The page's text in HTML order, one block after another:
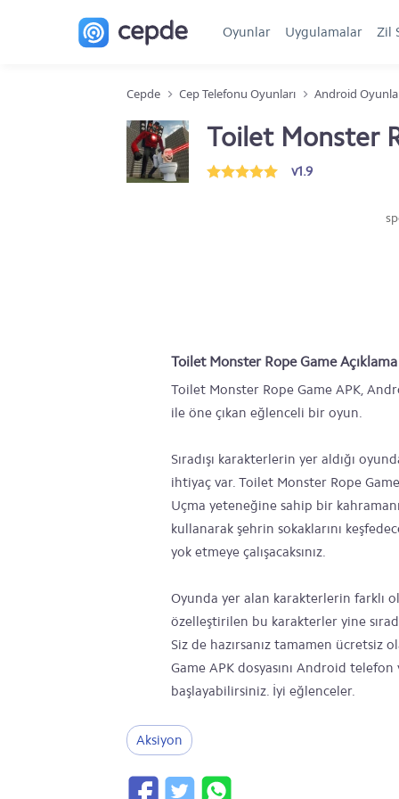
Oyunlar Uygulamalar Zil
Cepde Cep Telefonu Oyunları Android
Toilet Monster
v1.9
Toilet Monster Rope Game Açıklama
Toilet Monster Rope Game APK,
ile öne çıkan eğlenceli bir oyun.
Sıradışı karakterlerin yer aldığı
ihtiyaç var. Toilet Monster Rope
Uçma yeteneğine sahip bir
kullanarak şehrin sokaklarını
yok etmeye çalışacaksınız.
Oyunda yer alan karakterlerin farklı
özelleştirilen bu karakterler yine
Siz de hazırsanız tamamen ücretsiz
Game APK dosyasını Android
başlayabilirsiniz. İyi eğlenceler.
Aksiyon